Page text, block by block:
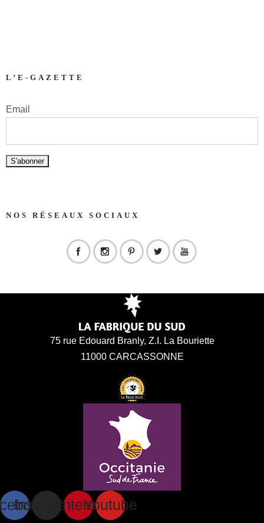
L’E-GAZETTE
Email
NOS RÉSEAUX SOCIAUX
75 rue Edouard Branly, Z.I. La Bouriette
11000 CARCASSONNE
InstagramPinterestYoutube